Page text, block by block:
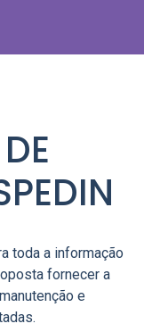
toda a informação
fornecer a
e